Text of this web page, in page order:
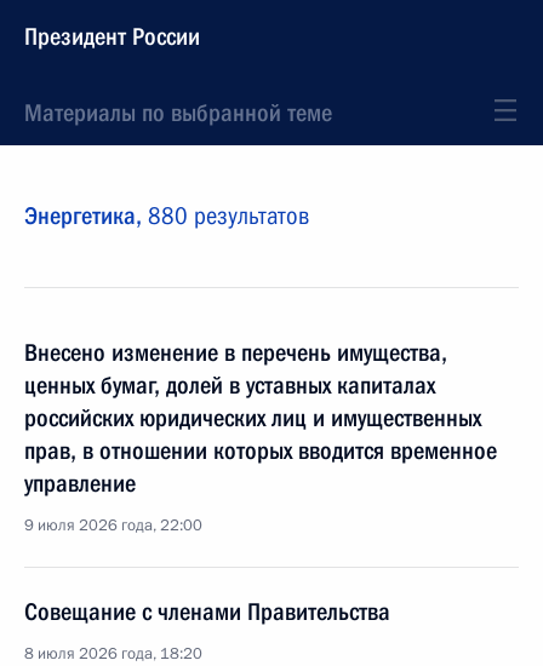
Президент России
Материалы по выбранной теме
Энергетика, 880 результатов
Внесено изменение в перечень имущества,
ценных бумаг, долей в уставных капиталах
российских юридических лиц и имущественных
прав, в отношении которых вводится временное
управление
9 июля 2026 года, 22:00
Совещание с членами Правительства
8 июля 2026 года, 18:20